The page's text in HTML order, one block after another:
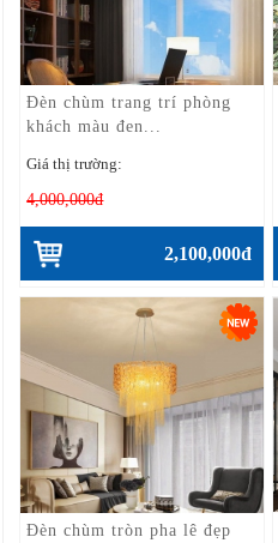
Đèn chùm trang trí phòng
khách màu đen...
Giá thị trường:
4,000,000đ
2,100,000đ
Đèn chùm tròn pha lê đẹp